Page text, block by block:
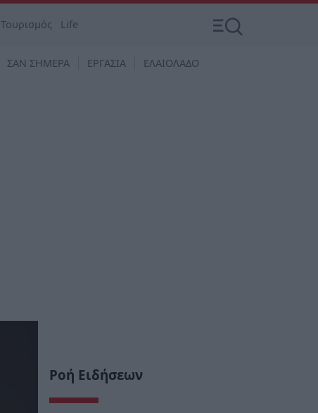
Τουρισμός Life
ΣΑΝ ΣΗΜΕΡΑ ΕΡΓΑΣΙΑ ΕΛΑΙΟΛΑΔΟ
Ροή Ειδήσεων